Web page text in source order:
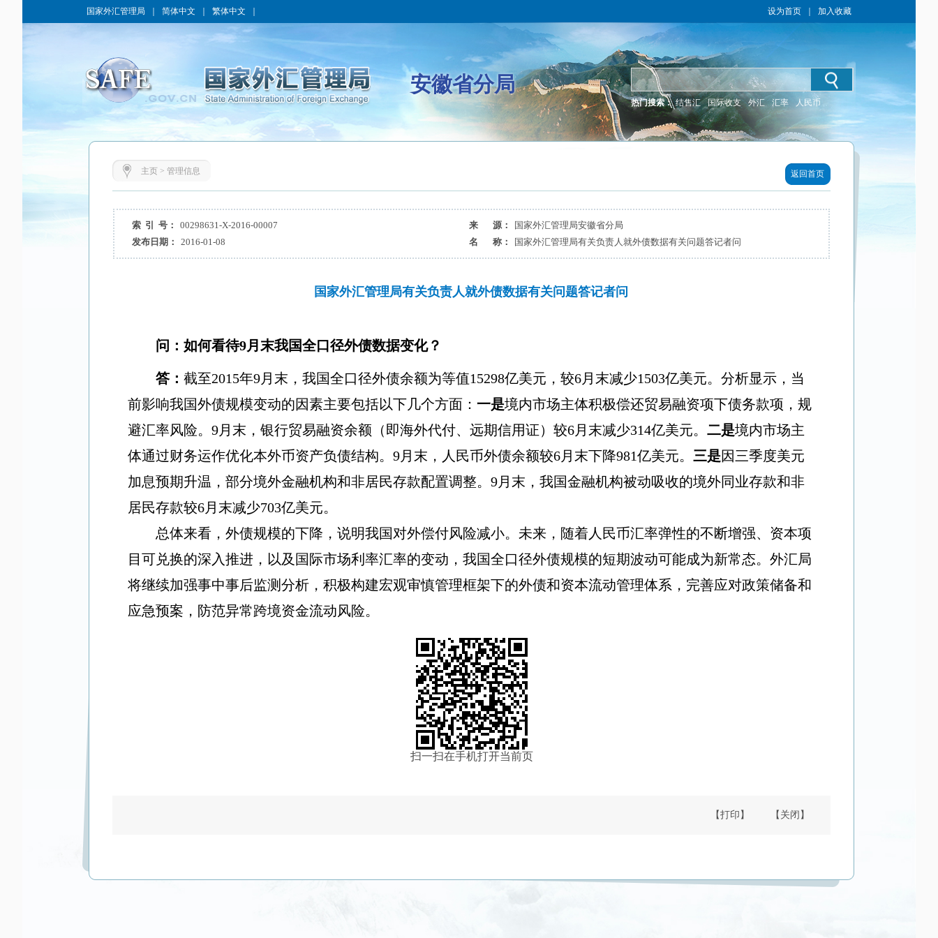
国家外汇管理局 简体中文 繁体中文 设为首页 加入收藏
安徽省分局
热门搜索： 结售汇 国际收支 外汇 汇率 人民币
主页> 管理信息 返回首页
索 引 号： 00298631-X-2016-00007 来 源：
国家外汇管理局安徽省分局
发布日期：
2016-01-08 名 称： 国家外汇管理局有关负责人就外债数据有关问题答记者问
国家外汇管理局有关负责人就外债数据有关问题答记者问
问：如何看待9月末我国全口径外债数据变化？
答： 截至2015年9月末，我国全口径外债余额为等值15298亿美元，较6月末减少1503亿美元。分析显示，当
前影响我国外债规模变动的因素主要包括以下几个方面： 一是境内市场主体积极偿还贸易融资项下债务款项，规
避汇率风险。 9月末，银行贸易融资余额（即海外代付、远期信用证）较6月末减少314亿美元。 二是境内市场主
体通过财务运作优化本外币资产负债结构。 9月末，人民币外债余额较6月末下降981亿美元。 三是因三季度美元
加息预期升温，部分境外金融机构和非居民存款配置调整。 9月末，我国金融机构被动吸收的境外同业存款和非
居民存款较6月末减少703亿美元。
总体来看，外债规模的下降，说明我国对外偿付风险减小。未来，随着人民币汇率弹性的不断增强、资本项
目可兑换的深入推进，以及国际市场利率汇率的变动，我国全口径外债规模的短期波动可能成为新常态。外汇局
将继续加强事中事后监测分析，积极构建宏观审慎管理框架下的外债和资本流动管理体系，完善应对政策储备和
应急预案，防范异常跨境资金流动风险。
扫一扫在手机打开当前页
【打印】 【关闭】